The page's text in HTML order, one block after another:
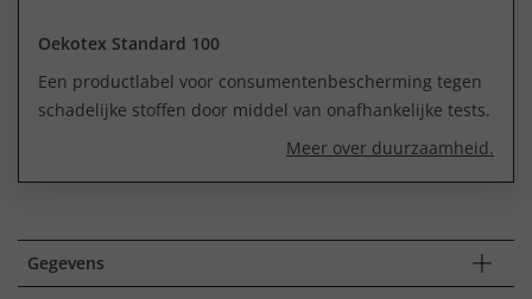
Oekotex Standard 100
Een productlabel voor consumentenbescherming tegen
schadelijke stoffen door middel van onafhankelijke tests.
Meer over duurzaamheid.
Gegevens